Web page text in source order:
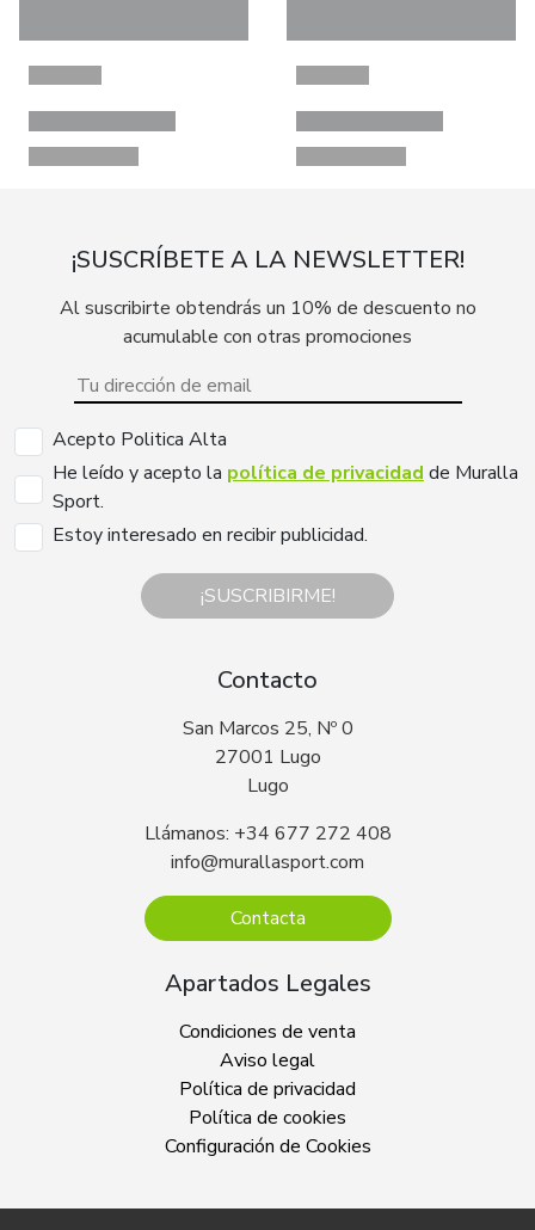
¡SUSCRÍBETE A LA NEWSLETTER!
Al suscribirte obtendrás un 10% de descuento no
acumulable con otras promociones
Acepto Politica Alta
He leído y acepto la política de privacidad de Muralla
Sport.
Estoy interesado en recibir publicidad.
¡SUSCRIBIRME!
Contacto
San Marcos 25, Nº 0
27001 Lugo
Lugo
Llámanos: +34 677 272 408
info@murallasport.com
Contacta
Apartados Legales
Condiciones de venta
Aviso legal
Política de privacidad
Política de cookies
Configuración de Cookies